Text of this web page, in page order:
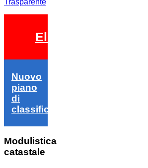
Elezioni 2026
Nuovo
piano
di
classifica
Modulistica
catastale